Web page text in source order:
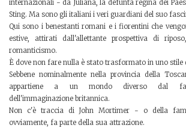
internazionali - da Juliana, la defunta regina dei
Sting. Ma sono gli italiani i veri guardiani del suo
Qui sono i benestanti romani e i fiorentini che
estive, attirati dall'allettante prospettiva di
romanticismo.
È dove non fare nulla è stato trasformato in uno stile
Sebbene nominalmente nella provincia della
appartiene a un mondo diverso dal
dell'immaginazione britannica.
Non c'è traccia di John Mortimer - o della
ovviamente, fa parte della sua attrazione.